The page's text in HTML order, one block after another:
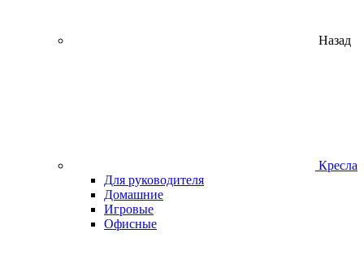
Назад
Кресла
Для руководителя
Домашние
Игровые
Офисные